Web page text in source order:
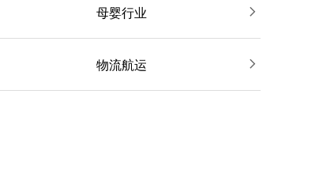
母婴行业 
物流航运 